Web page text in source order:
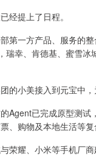
经提上了日程。
第一方产品、服务的
瑞幸、肯德基、蜜雪
的小美接入到元宝中
Agent已完成原型测试
、购物及本地生活等复
荣耀、小米等手机厂